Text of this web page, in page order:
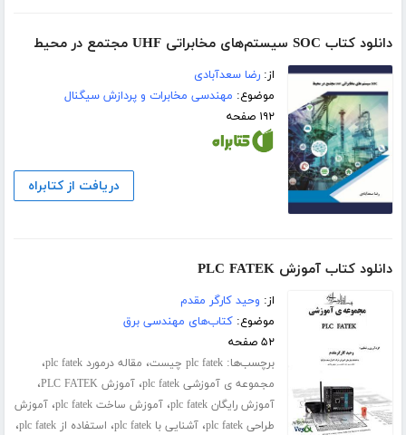
دانلود کتاب SOC سیستم‌های مخابراتی UHF مجتمع در محیط
از:رضا سعدآبادی
موضوع: مهندسی مخابرات و پردازش سیگنال
۱۹۲ صفحه
دریافت از کتابراه
دانلود کتاب آموزش PLC FATEK
از: وحید کارگر مقدم
موضوع:کتاب‌های مهندسی برق
۵۲ صفحه
برچسب‌ها:plc fatek چیست ، مقاله درمورد plc fatek ،
مجموعه ی آموزشی plc fatek ،آموزش PLC FATEK ،
آموزش رایگان plc fatek ،آموزش ساخت plc fatek ،آموزش
طراحی plc fatek
،آشنایی با plc fatek ، استفاده از plc fatek ،